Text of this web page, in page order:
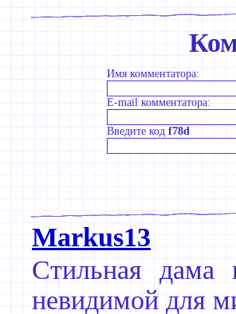
Имя комментатора:
E-mail комментатора:
Введите код f78d
Markus13
Стильная дама
невидимой для